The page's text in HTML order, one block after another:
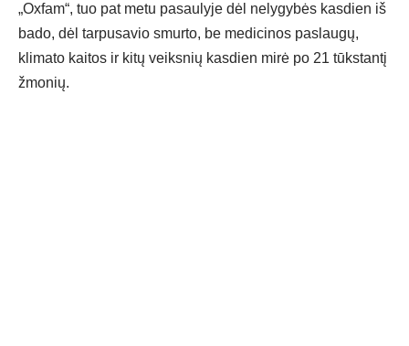
„Oxfam“, tuo pat metu pasaulyje dėl nelygybės kasdien iš
bado, dėl tarpusavio smurto, be medicinos paslaugų,
klimato kaitos ir kitų veiksnių kasdien mirė po 21 tūkstantį
žmonių.